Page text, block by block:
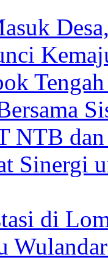
NTB
Sinergi
di